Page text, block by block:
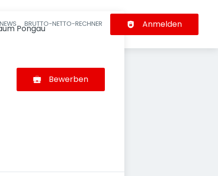
BRUTTO-NETTO-RECHNER Anmelden
Pongau
Bewerben